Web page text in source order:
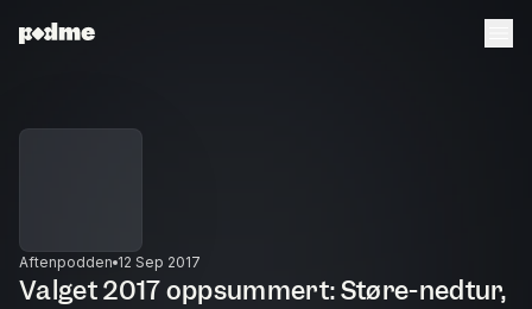
Aftenpodden 12 Sep 2017
Valget 2017 oppsummert: Støre-nedtur,